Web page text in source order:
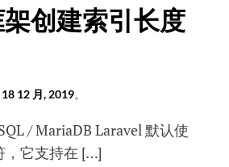
创建索引长度
18 12 月, 2019。
/ MariaDB Laravel 默认使
，它支持在 […]